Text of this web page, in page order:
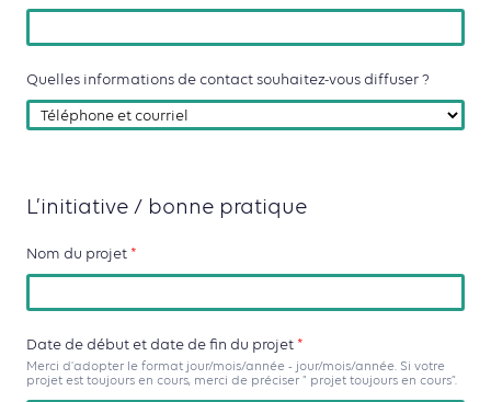
Quelles informations de contact souhaitez-vous diffuser ?
L’initiative / bonne pratique
Nom du projet *
Date de début et date de fin du projet *
Merci d'adopter le format jour/mois/année - jour/mois/année. Si votre
projet est toujours en cours, merci de préciser " projet toujours en cours”.